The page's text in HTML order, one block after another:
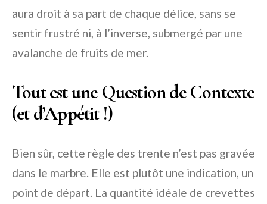
aura droit à sa part de chaque délice, sans se
sentir frustré ni, à l’inverse, submergé par une
avalanche de fruits de mer.
Tout est une Question de Contexte
(et d’Appétit !)
Bien sûr, cette règle des trente n’est pas gravée
dans le marbre. Elle est plutôt une indication, un
point de départ. La quantité idéale de crevettes